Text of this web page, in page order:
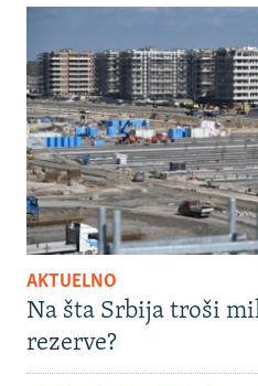
AKTUELNO
Na šta Srbija troši
rezerve?